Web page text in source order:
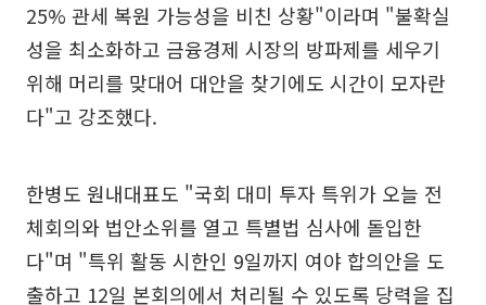
25% 관세 복원 가능성을 비친 상황"이라며 "불확실
성을 최소화하고 금융경제 시장의 방파제를 세우기
위해 머리를 맞대어 대안을 찾기에도 시간이 모자란
다"고 강조했다.
한병도 원내대표도 "국회 대미 투자 특위가 오늘 전
체회의와 법안소위를 열고 특별법 심사에 돌입한
다"며 "특위 활동 시한인 9일까지 여야 합의안을 도
출하고 12일 본회의에서 처리될 수 있도록 당력을 집